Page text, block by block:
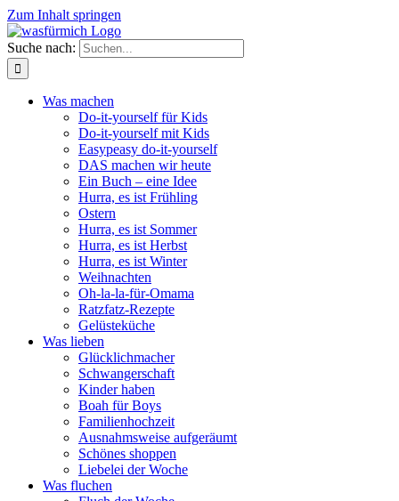
Zum Inhalt springen
Suche nach:
Was machen
Do-it-yourself für Kids
Do-it-yourself mit Kids
Easypeasy do-it-yourself
DAS machen wir heute
Ein Buch – eine Idee
Hurra, es ist Frühling
Ostern
Hurra, es ist Sommer
Hurra, es ist Herbst
Hurra, es ist Winter
Weihnachten
Oh-la-la-für-Omama
Ratzfatz-Rezepte
Gelüsteküche
Was lieben
Glücklichmacher
Schwangerschaft
Kinder haben
Boah für Boys
Familienhochzeit
Ausnahmsweise aufgeräumt
Schönes shoppen
Liebelei der Woche
Was fluchen